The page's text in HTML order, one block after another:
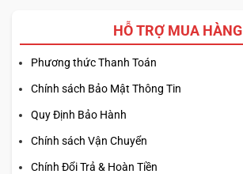
HỖ TRỢ MUA HÀNG
Phương thức Thanh Toán
Chính sách Bảo Mật Thông Tin
Quy Định Bảo Hành
Chính sách Vận Chuyển
Chính Đổi Trả & Hoàn Tiền